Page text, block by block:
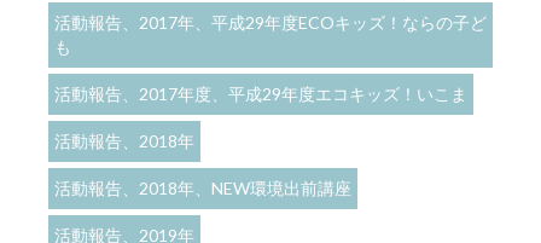
活動報告、2017年、平成29年度ECOキッズ！ならの子ど
も
活動報告、2017年度、平成29年度エコキッズ！いこま
活動報告、2018年
活動報告、2018年、NEW環境出前講座
活動報告、2019年